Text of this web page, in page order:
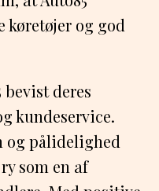
køretøjer og god
bevist deres
kundeservice.
og pålidelighed
som en af